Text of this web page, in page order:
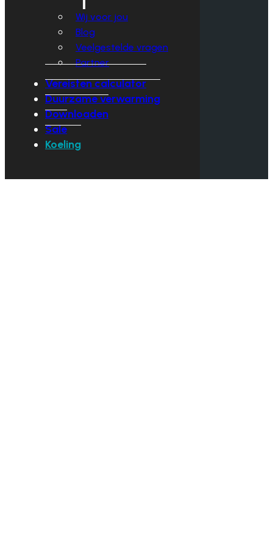
Wij voor jou
Blog
Veelgestelde vragen
Partner
Vereisten calculator
Duurzame verwarming
Downloaden
Sale
Koeling